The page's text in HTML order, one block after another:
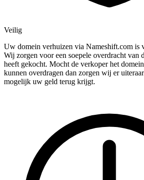
Veilig
Uw domein verhuizen via Nameshift.com is
Wij zorgen voor een soepele overdracht van
heeft gekocht. Mocht de verkoper het
kunnen overdragen dan zorgen wij er
mogelijk uw geld terug krijgt.